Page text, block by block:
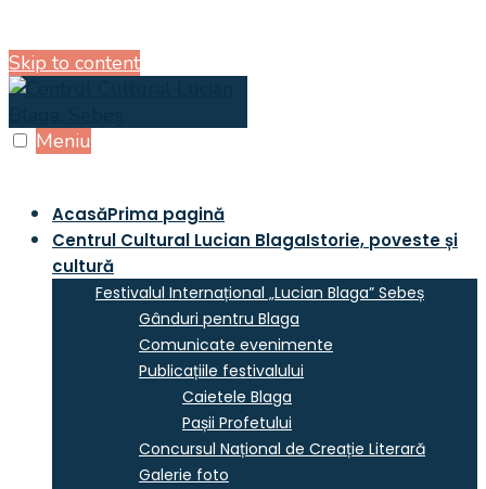
Skip to content
Meniu
AcasăPrima pagină
Centrul Cultural Lucian BlagaIstorie, poveste și
cultură
Festivalul Internațional „Lucian Blaga” Sebeș
Gânduri pentru Blaga
Comunicate evenimente
Publicațiile festivalului
Caietele Blaga
Pașii Profetului
Concursul Național de Creație Literară
Galerie foto